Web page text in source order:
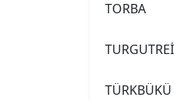
TORBA
TÜRKBÜKÜ